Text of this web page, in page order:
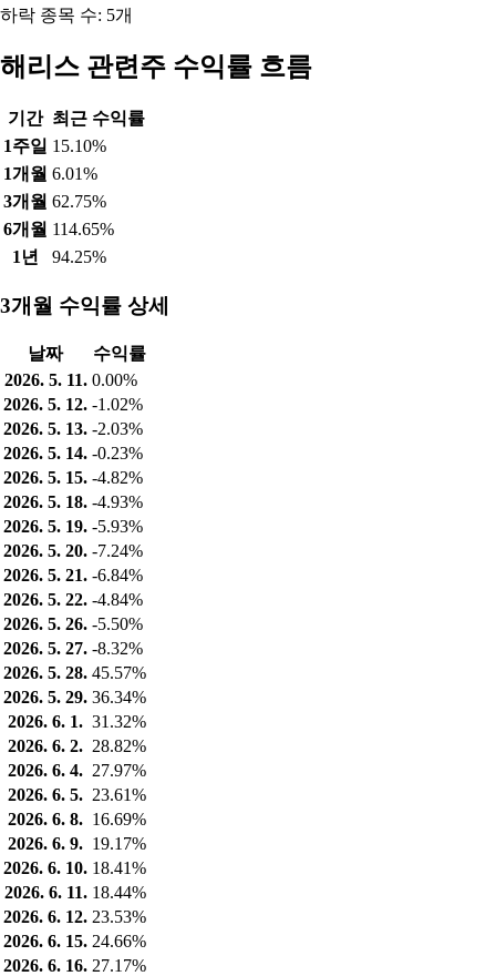
하락 종목 수: 5개
해리스 관련주 수익률 흐름
기간 최근 수익률
1주일 15.10%
1개월 6.01%
3개월 62.75%
6개월 114.65%
1년
94.25%
3개월 수익률 상세
날짜
수익률
2026. 5. 11. 0.00%
2026. 5. 12. -1.02%
2026. 5. 13. -2.03%
2026. 5. 14. -0.23%
2026. 5. 15. -4.82%
2026. 5. 18. -4.93%
2026. 5. 19. -5.93%
2026. 5. 20. -7.24%
2026. 5. 21. -6.84%
2026. 5. 22. -4.84%
2026. 5. 26. -5.50%
2026. 5. 27. -8.32%
2026. 5. 28. 45.57%
2026. 5. 29. 36.34%
2026. 6. 1. 31.32%
2026. 6. 2. 28.82%
2026. 6. 4. 27.97%
2026. 6. 5. 23.61%
2026. 6. 8. 16.69%
2026. 6. 9. 19.17%
2026. 6. 10. 18.41%
2026. 6. 11. 18.44%
2026. 6. 12. 23.53%
2026. 6. 15. 24.66%
2026. 6. 16. 27.17%